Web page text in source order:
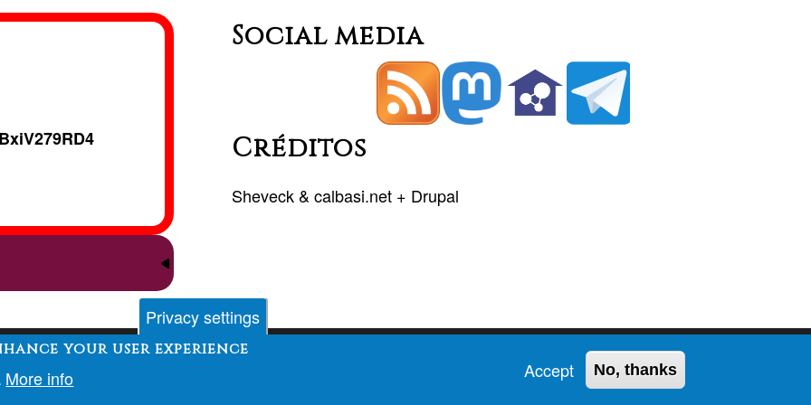
Social media
Créditos
Sheveck&calbasi.net+ Drupal
Privacy settings
your user experience
More info Accept No, thanks